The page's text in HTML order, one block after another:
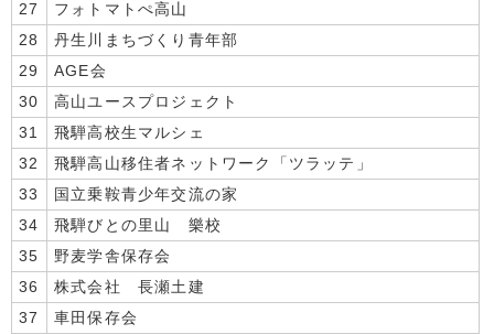
27
フォトマトぺ高山
28
丹生川まちづくり青年部
29
AGE会
30
高山ユースプロジェクト
31
飛騨高校生マルシェ
32
飛騨高山移住者ネットワーク「ツラッテ」
33
国立乗鞍青少年交流の家
34
飛騨びとの里山 樂校
35
野麦学舎保存会
36
株式会社 長瀬土建
37
車田保存会